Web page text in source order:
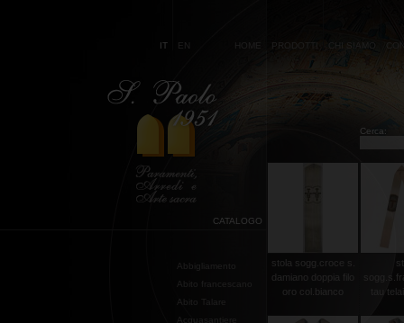
IT EN HOME PRODOTTI CHI SIAMO
Cerca:
CATALOGO
Abbigliamento
Abito francescano
Abito Talare
Acquasantiere
stola sogg.croce s.
damiano doppia filo
oro col.bianco
tau